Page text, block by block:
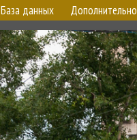
База данных Дополнительно